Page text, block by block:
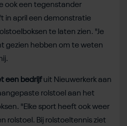
ook een tegenstander
in april een demonstratie
te laten zien. "Je
gezien hebben om te weten
een bedrijfuit Nieuwerkerk aan
rolstoel aan het
"Elke sport heeft ook weer
rolstoel. Bij rolstoeltennis ziet